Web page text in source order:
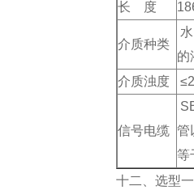
长 度
介质种类
的
介质浊度
信号电缆 管
等
十二、选型